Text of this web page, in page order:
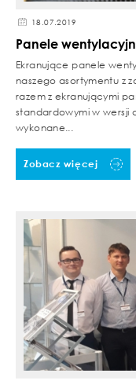
18.07.2019
Panele
Ekranujące panele
naszego asortymentu z
razem z ekranującymi
standardowymi w wersji
wykonane...
Zobacz więcej